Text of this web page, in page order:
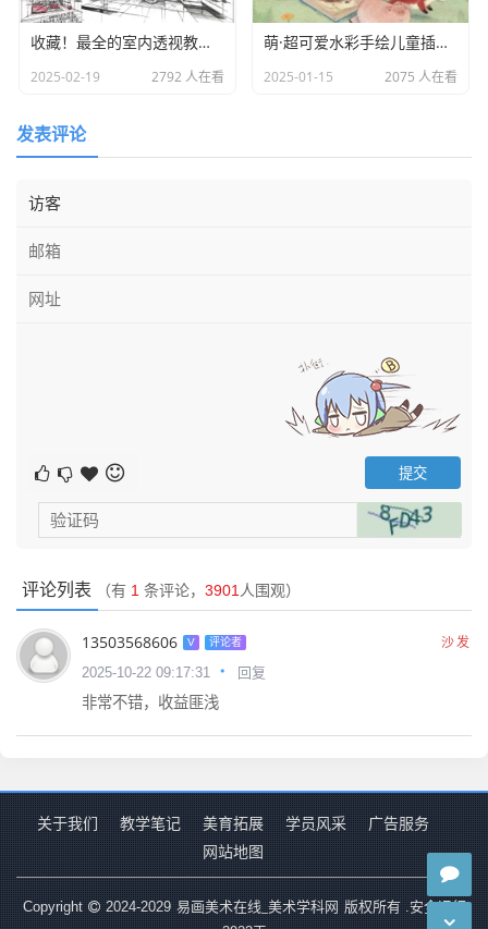
脱离社会。包豪斯的这种教育思想对于艺术与技术分离的时
代是一种挑战，对现代世界工业设计的发展有着深远的影响
和巨大贡献。
单位，乃至艺术教育院校通行的基础课，就是包豪斯首创
2、构成的概念
词，是一个专有名词，也是动词，指的是形
成；造成，组装、安排的含义。是按照一定的
组合成一个新的形态，构成的目的是创造新的
视觉形式。
花儿为什么好看？
收藏！最全的室内透视教程精讲
2025-02-19 2792 人在看
萌·超可爱水彩手绘儿童插画专业教程PDF下载
2025-01-15 2075 人在看
发表评论
评论列表 （有 1 条评论， 3901 人围观）
13503568606 V 评论者 沙发
2025-10-22 09:17:31 回复
非常不错，收益匪浅
关于我们 教学笔记 美育拓展 学员风采
广告服务
网站地图
Copyright 2024-2029 易画美术在线_美术学科网 版权所有 .安全运行